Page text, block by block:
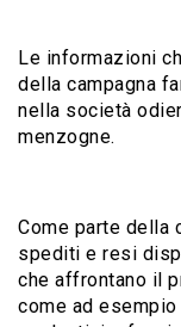
Le informazioni
della campagna
nella società
menzogne.
Come parte della
spediti e resi
che affrontano il
come ad